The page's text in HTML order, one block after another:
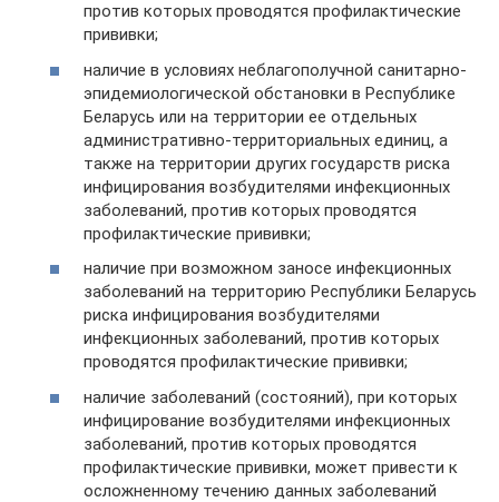
против которых проводятся профилактические
прививки;
наличие в условиях неблагополучной санитарно-
эпидемиологической обстановки в Республике
Беларусь или на территории ее отдельных
административно-территориальных единиц, а
также на территории других государств риска
инфицирования возбудителями инфекционных
заболеваний, против которых проводятся
профилактические прививки;
наличие при возможном заносе инфекционных
заболеваний на территорию Республики Беларусь
риска инфицирования возбудителями
инфекционных заболеваний, против которых
проводятся профилактические прививки;
наличие заболеваний (состояний), при которых
инфицирование возбудителями инфекционных
заболеваний, против которых проводятся
профилактические прививки, может привести к
осложненному течению данных заболеваний